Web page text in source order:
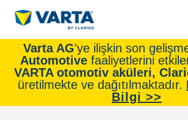
Varta AG'ye ilişkin son
Automotive faaliyetlerini
VARTA otomotiv aküleri,
üretilmekte ve dağıtılmaktadır.
Bilgi >>